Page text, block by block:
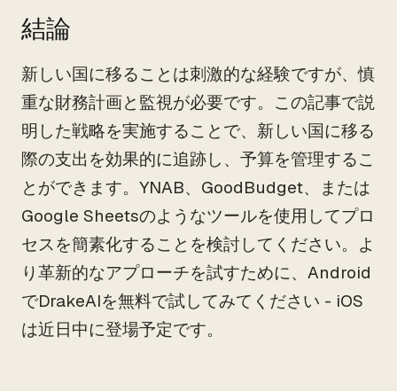
結論
新しい国に移ることは刺激的な経験ですが、慎
重な財務計画と監視が必要です。この記事で説
明した戦略を実施することで、新しい国に移る
際の支出を効果的に追跡し、予算を管理するこ
とができます。YNAB、GoodBudget、または
Google Sheetsのようなツールを使用してプロ
セスを簡素化することを検討してください。よ
り革新的なアプローチを試すために、Android
でDrakeAIを無料で試してみてください - iOS
は近日中に登場予定です。